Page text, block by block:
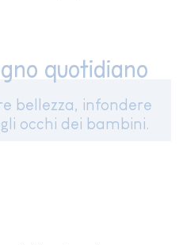
quotidiano
bellezza, infondere
occhi dei bambini.